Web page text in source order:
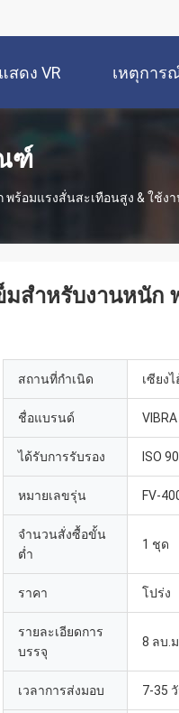
แสดง VR เหตุการ
ฑ์
พร้อมแรงสั่นสะเทือนสูง & ใช้งา
มสำหรับงานหนัก
สถานที่กำเนิด เซียง
ชื่อแบรนด์ VIBRA
ได้รับการรับรอง ISO
หมายเลขรุ่น FV-
จำนวนสั่งซื้อขั้น
ต่ำ
1 ชุด
ราคา โปร่ง
รายละเอียดการ
บรรจุ
8 ลบ.ม
เวลาการส่งมอบ 7-35